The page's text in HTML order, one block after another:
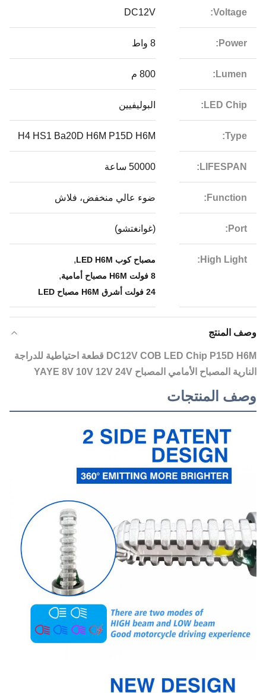
Voltage:
DC12V
Power: 8 واط
Lumen: 800 م
LED Chip: البوليفيين
Type:
H4 HS1 Ba20D H6M P15D H6M
LIFESPAN: 50000 ساعة
Function: ضوء عالي منخفض، فلاش
Port: (غوانغتشو)
High Light: مصباح كوب LED H6M ,
8 فولت H6M مصباح أمامية ,
24 فولت أشرق H6M مصباح LED
وصف المنتج
DC12V COB LED Chip P15D H6M قطعة احتياطية للدراجة
النارية المصباح الأمامي المصباح YAYE 8V 10V 12V 24V
وصف المنتجات